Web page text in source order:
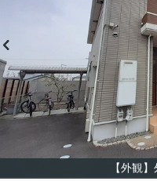
【外観